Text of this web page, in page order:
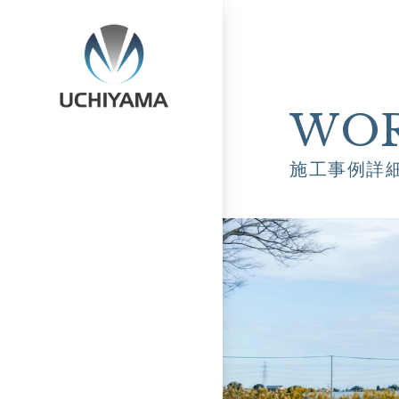
施工事例詳